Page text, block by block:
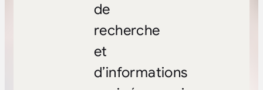
de
recherche
et
d’informations